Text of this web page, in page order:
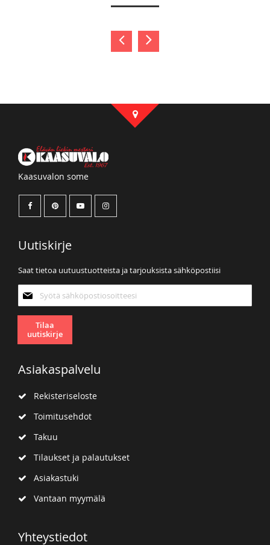
Kaasuvalon some
Uutiskirje
Saat tietoa uutuustuotteista ja tarjouksista sähköpostiisi
uutiskirjeemme:
Tilaa
uutiskirje
Asiakaspalvelu
Rekisteriseloste
Toimitusehdot
Takuu
Tilaukset ja palautukset
Asiakastuki
Vantaan myymälä
Yhteystiedot